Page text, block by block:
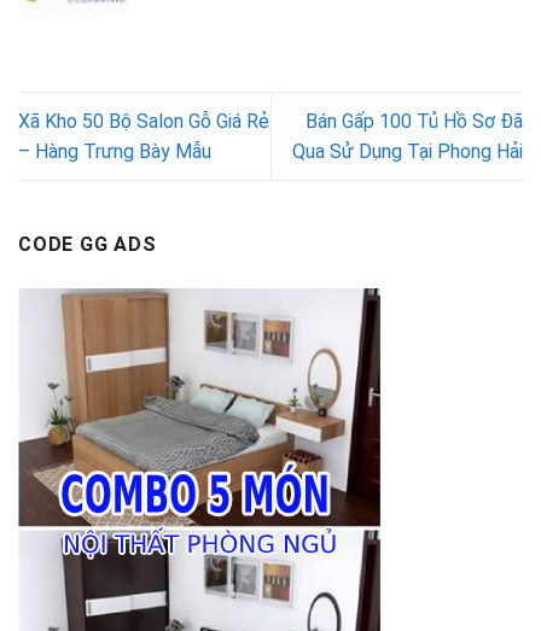
Xã Kho 50 Bộ Salon Gỗ Giá Rẻ
– Hàng Trưng Bày Mẫu
Bán Gấp 100 Tủ Hồ Sơ Đã
Qua Sử Dụng Tại Phong Hải
CODE GG ADS